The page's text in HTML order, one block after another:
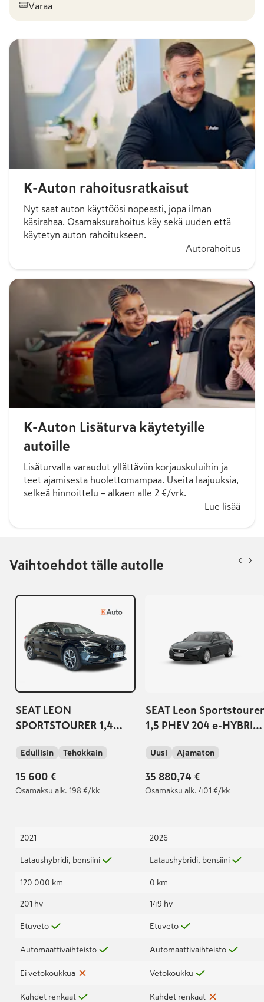
Varaa
K-Auton rahoitusratkaisut
Nyt saat auton käyttöösi nopeasti, jopa ilman
käsirahaa. Osamaksurahoitus käy sekä uuden että
käytetyn auton rahoitukseen.
Autorahoitus
K-Auton Lisäturva käytetyille
autoille
Lisäturvalla varaudut yllättäviin korjauskuluihin ja
teet ajamisesta huolettomampaa. Useita laajuuksia,
selkeä hinnoittelu – alkaen alle 2 €/vrk.
Lue lisää
Vaihtoehdot tälle autolle
SEAT LEON
SPORTSTOURER 1,4
DSG | SOH: 90,9%
Edullisin Tehokkain
15 600 €
Osamaksu alk. 198 €/kk
2021
Lataushybridi, bensiini
120 000 km
201 hv
Etuveto
Automaattivaihteisto
Ei vetokoukkua
Kahdet renkaat
SEAT Leon Sportstourer
1,5 PHEV 204 e-HYBRID
Uusi Ajamaton
35 880,74 €
Osamaksu alk. 401 €/kk
2026
Lataushybridi, bensiini
0 km
149 hv
Etuveto
Automaattivaihteisto
Vetokoukku
Kahdet renkaat